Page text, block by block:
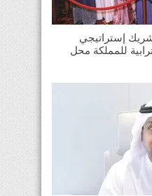
إستراتيجي
للمملكة محل